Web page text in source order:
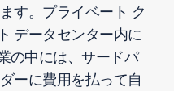
す。プライベート ク
データセンター内に
の中には、サードパ
ーに費用を払って自